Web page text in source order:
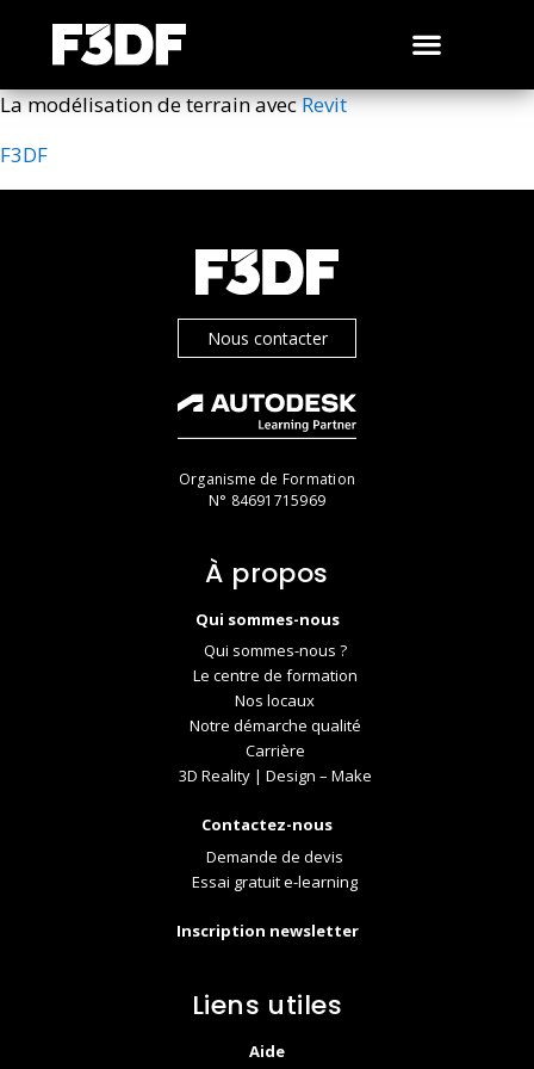
La modélisation de terrain avecRevit
F3DF
Nous contacter
Organisme de Formation
N° 84691715969
À propos
Qui sommes-nous
Qui sommes-nous ?
Le centre de formation
Nos locaux
Notre démarche qualité
Carrière
3D Reality | Design – Make
Contactez-nous
Demande de devis
Essai gratuit e-learning
Inscription newsletter
Liens utiles
Aide